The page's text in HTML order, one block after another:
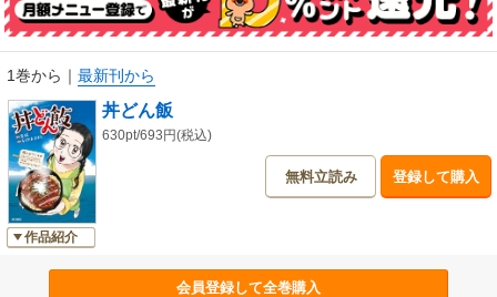
1巻から ｜ 最新刊から
作品紹介
丼どん飯
630pt/693円(税込)
無料立読み 登録して購入
会員登録して全巻購入